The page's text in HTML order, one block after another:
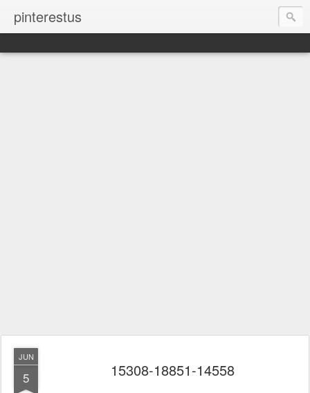
pinterestus
JUN
5 15308-18851-14558